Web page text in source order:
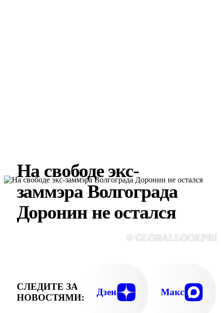
На свободе экс-
заммэра Волгограда
Доронин не остался
©
СЛЕДИТЕ ЗА
НОВОСТЯМИ:
Дзен Макс